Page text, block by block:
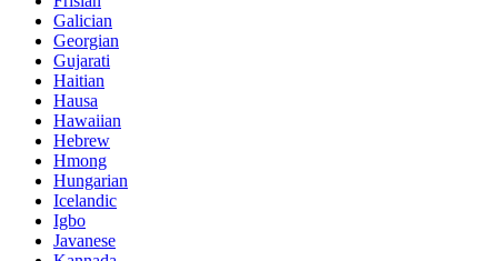
Galician
Georgian
Gujarati
Haitian
Hausa
Hawaiian
Hebrew
Hmong
Hungarian
Icelandic
Igbo
Javanese